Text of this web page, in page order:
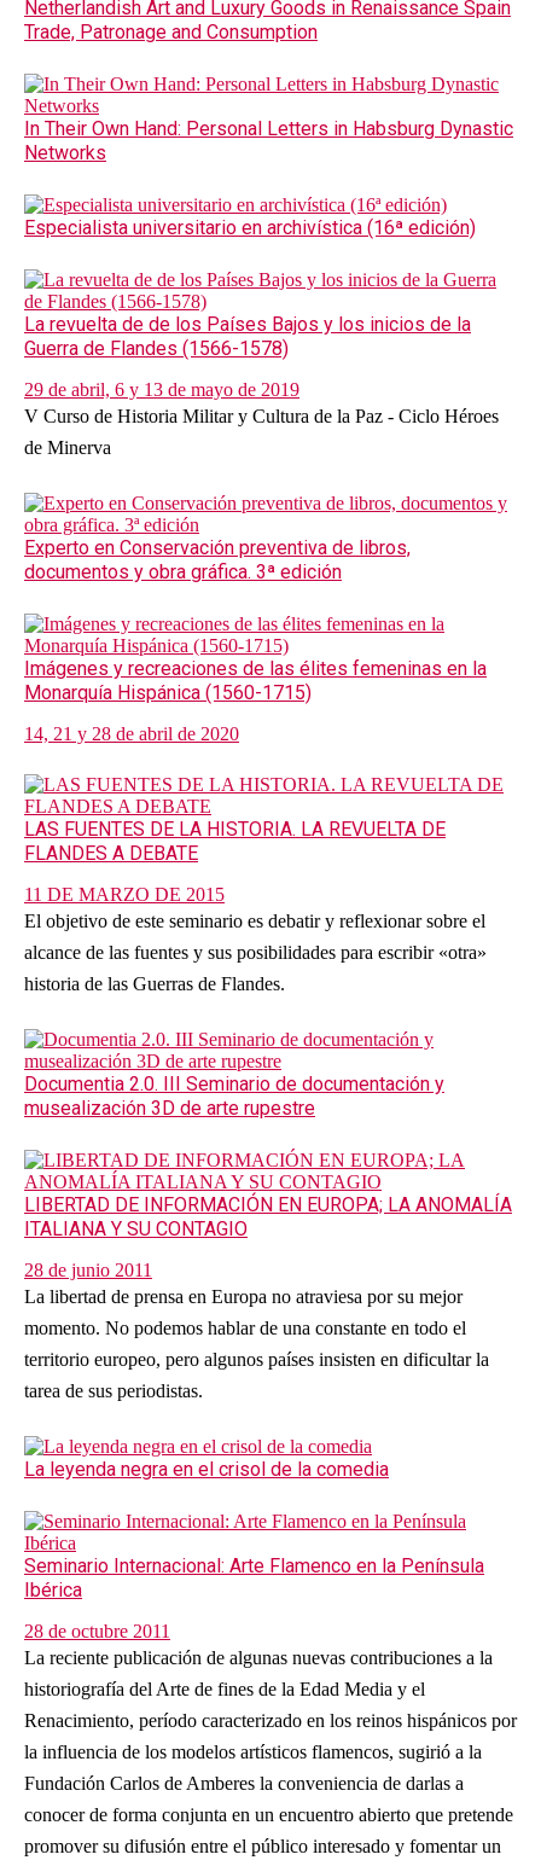
Netherlandish Art and Luxury Goods in Renaissance Spain
Trade, Patronage and Consumption
In Their Own Hand: Personal Letters in Habsburg Dynastic
Networks
Especialista universitario en archivística (16ª edición)
La revuelta de de los Países Bajos y los inicios de la
Guerra de Flandes (1566-1578)
29 de abril, 6 y 13 de mayo de 2019
V Curso de Historia Militar y Cultura de la Paz - Ciclo Héroes
de Minerva
Experto en Conservación preventiva de libros,
documentos y obra gráfica. 3ª edición
Imágenes y recreaciones de las élites femeninas en la
Monarquía Hispánica (1560-1715)
14, 21 y 28 de abril de 2020
LAS FUENTES DE LA HISTORIA. LA REVUELTA DE
FLANDES A DEBATE
11 DE MARZO DE 2015
El objetivo de este seminario es debatir y reflexionar sobre el
alcance de las fuentes y sus posibilidades para escribir «otra»
historia de las Guerras de Flandes.
Documentia 2.0. III Seminario de documentación y
musealización 3D de arte rupestre
LIBERTAD DE INFORMACIÓN EN EUROPA; LA ANOMALÍA
ITALIANA Y SU CONTAGIO
28 de junio 2011
La libertad de prensa en Europa no atraviesa por su mejor
momento. No podemos hablar de una constante en todo el
territorio europeo, pero algunos países insisten en dificultar la
tarea de sus periodistas.
La leyenda negra en el crisol de la comedia
Seminario Internacional: Arte Flamenco en la Península
Ibérica
28 de octubre 2011
La reciente publicación de algunas nuevas contribuciones a la
historiografía del Arte de fines de la Edad Media y el
Renacimiento, período caracterizado en los reinos hispánicos por
la influencia de los modelos artísticos flamencos, sugirió a la
Fundación Carlos de Amberes la conveniencia de darlas a
conocer de forma conjunta en un encuentro abierto que pretende
promover su difusión entre el público interesado y fomentar un